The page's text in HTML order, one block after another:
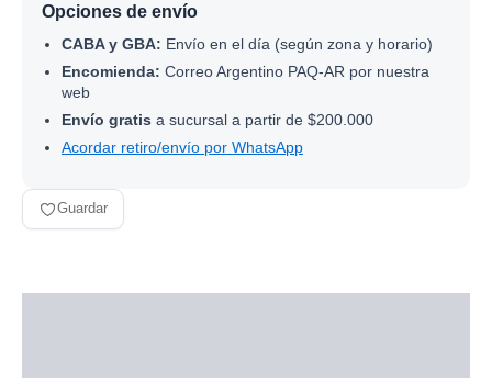
Opciones de envío
CABA y GBA: Envío en el día (según zona y horario)
Encomienda: Correo Argentino PAQ-AR por nuestra
web
Envío gratis a sucursal a partir de $200.000
Acordar retiro/envío por WhatsApp
Guardar